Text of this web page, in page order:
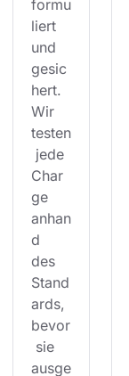
formu
liert
und
gesic
hert.
Wir
testen
jede
Char
ge
anhan
d
des
Stand
ards,
bevor
sie
ausge